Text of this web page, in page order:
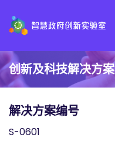
创新及科技解决方案
解决方案编号
S-0601